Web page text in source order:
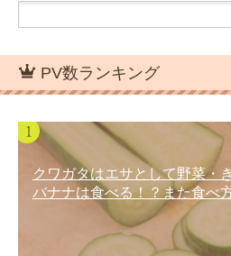
PV数ランキング
クワガタはエサとして野菜・
バナナは食べる！？また食べ